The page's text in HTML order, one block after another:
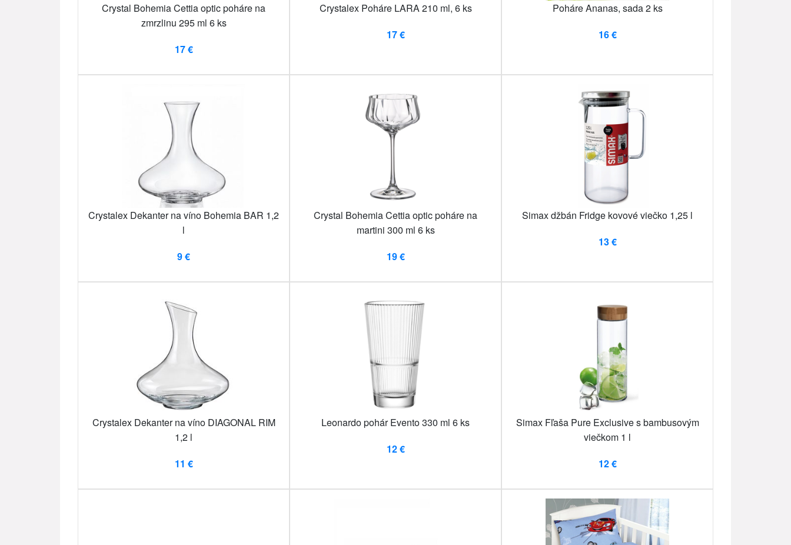
Crystal Bohemia Cettia optic poháre na
zmrzlinu 295 ml 6 ks
17 €
Crystalex Poháre LARA 210 ml, 6 ks
17 €
Poháre Ananas, sada 2 ks
16 €
Crystalex Dekanter na víno Bohemia BAR 1,2
l
9 €
Crystal Bohemia Cettia optic poháre na
martini 300 ml 6 ks
19 €
Simax džbán Fridge kovové viečko 1,25 l
13 €
Crystalex Dekanter na víno DIAGONAL RIM
1,2 l
11 €
Leonardo pohár Evento 330 ml 6 ks
12 €
Simax Fľaša Pure Exclusive s bambusovým
viečkom 1 l
12 €